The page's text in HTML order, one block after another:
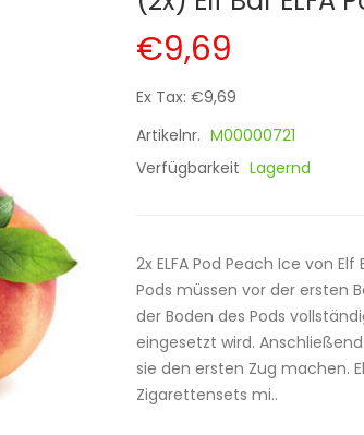
€9,69
Ex Tax: €9,69
Artikelnr. M00000721
Verfügbarkeit Lagernd
2x ELFA Pod Peach Ice von
Pods müssen vor der ersten
der Boden des Pods
eingesetzt wird.
sie den ersten Zug machen.
Zigarettensets mi..